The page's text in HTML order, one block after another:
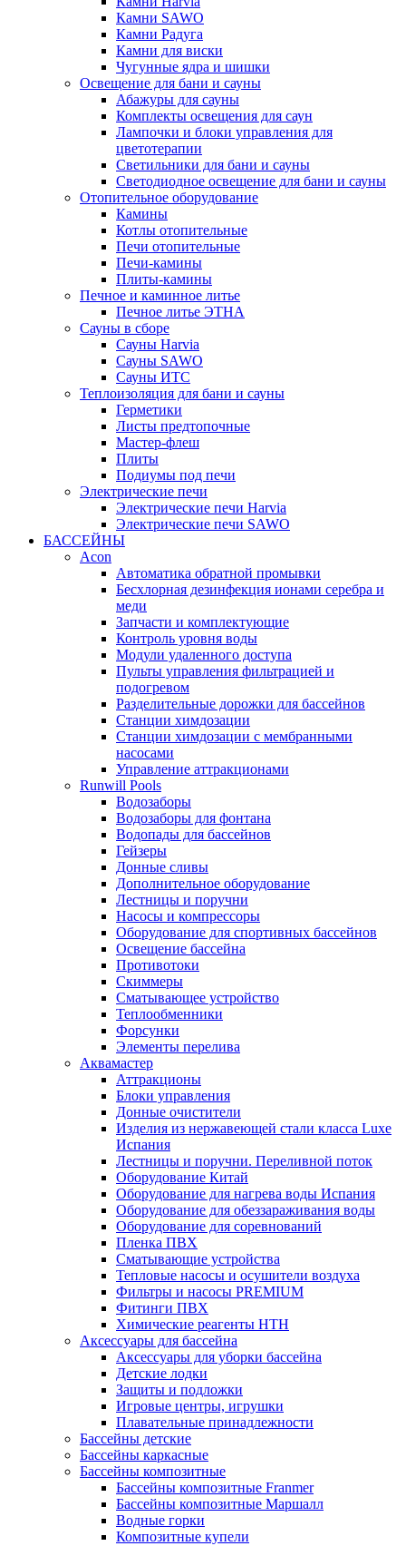
Камни SAWO
Камни Радуга
Камни для виски
Чугунные ядра и шишки
Освещение для бани и сауны
Абажуры для сауны
Комплекты освещения для саун
Лампочки и блоки управления для
цветотерапии
Светильники для бани и сауны
Светодиодное освещение для бани и сауны
Отопительное оборудование
Камины
Котлы отопительные
Печи отопительные
Печи-камины
Плиты-камины
Печное и каминное литье
Печное литье ЭТНА
Сауны в сборе
Cауны Harvia
Сауны SAWO
Сауны ИТС
Теплоизоляция для бани и сауны
Герметики
Листы предтопочные
Мастер-флеш
Плиты
Подиумы под печи
Электрические печи
Электрические печи Harvia
Электрические печи SAWO
БАССЕЙНЫ
Acon
Автоматика обратной промывки
Беcхлорная дезинфекция ионами серебра и
меди
Запчасти и комплектующие
Контроль уровня воды
Модули удаленного доступа
Пульты управления фильтрацией и
подогревом
Разделительные дорожки для бассейнов
Станции химдозации
Станции химдозации с мембранными
насосами
Управление аттракционами
Runwill Pools
Водозаборы
Водозаборы для фонтана
Водопады для бассейнов
Гейзеры
Донные сливы
Дополнительное оборудование
Лестницы и поручни
Насосы и компрессоры
Оборудование для спортивных бассейнов
Освещение бассейна
Противотоки
Скиммеры
Сматывающее устройство
Теплообменники
Форсунки
Элементы перелива
Аквамастер
Аттракционы
Блоки управления
Донные очистители
Изделия из нержавеющей стали класса Luxe
Испания
Лестницы и поручни. Переливной поток
Оборудование Китай
Оборудование для нагрева воды Испания
Оборудование для обеззараживания воды
Оборудование для соревнований
Пленка ПВХ
Сматывающие устройства
Тепловые насосы и осушители воздуха
Фильтры и насосы PREMIUM
Фитинги ПВХ
Химические реагенты HTH
Аксессуары для бассейна
Аксессуары для уборки бассейна
Детские лодки
Защиты и подложки
Игровые центры, игрушки
Плавательные принадлежности
Бассейны детские
Бассейны каркасные
Бассейны композитные
Бассейны композитные Franmer
Бассейны композитные Маршалл
Водные горки
Композитные купели